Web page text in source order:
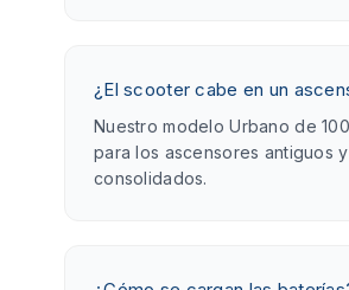
¿El scooter cabe en un
Nuestro modelo Urbano de
para los ascensores antiguos
consolidados.